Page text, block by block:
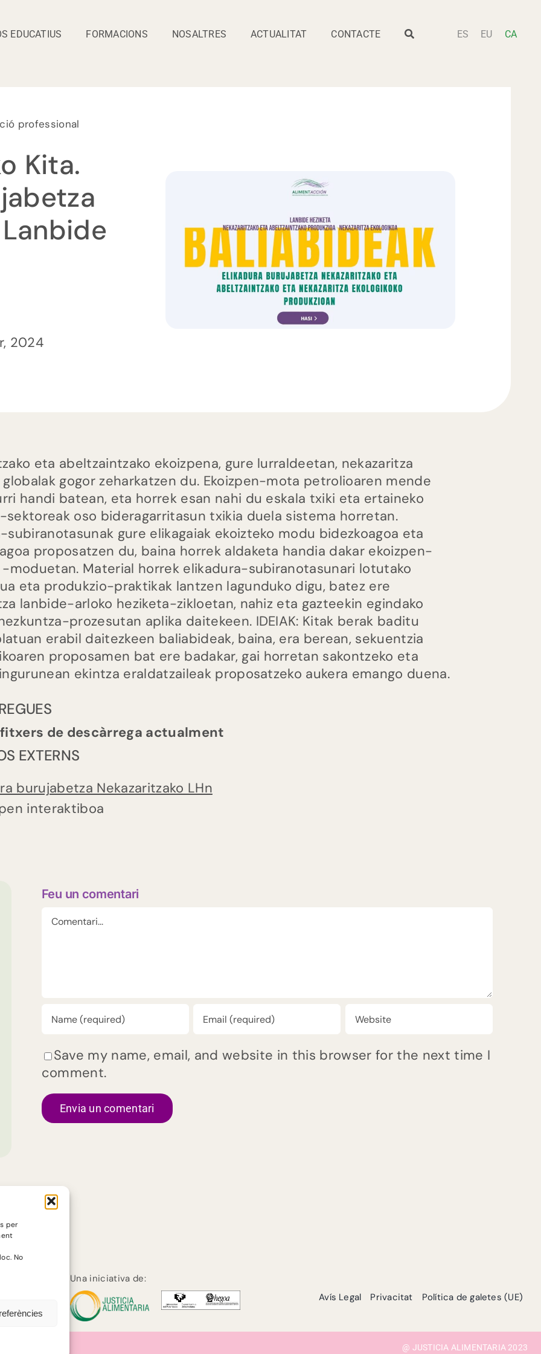
per
No
EDUCATIUS FORMACIONS NOSALTRES ACTUALITAT CONTACTE ES EU CA
professional
Kita.
2024
eta abeltzaintzako ekoizpena, gure lurraldeetan, nekazaritza
gogor zeharkatzen du. Ekoizpen-mota petrolioaren mende
handi batean, eta horrek esan nahi du eskala txiki eta ertaineko
sektoreak oso bideragarritasun txikia duela sistema horretan.
subiranotasunak gure elikagaiak ekoizteko modu bidezkoagoa eta
proposatzen du, baina horrek aldaketa handia dakar ekoizpen-
moduetan. Material horrek elikadura-subiranotasunari lotutako
eta produkzio-praktikak lantzen lagunduko digu, batez ere
lanbide-arloko heziketa-zikloetan, nahiz eta gazteekin egindako
prozesutan aplika daitekeen. IDEIAK: Kitak berak baditu
erabil daitezkeen baliabideak, baina, era berean, sekuentzia
proposamen bat ere badakar, gai horretan sakontzeko eta
ekintza eraldatzaileak proposatzeko aukera emango duena.
de descàrrega actualment
EXTERNS
burujabetza Nekazaritzako LHn
interaktiboa
Feu un comentari
Comment
Save my name, email, and website in this browser for the next time I
comment.
Una iniciativa de:
Avís Legal
Privacitat Política de galetes (UE)
@ JUSTICIA ALIMENTARIA 2023